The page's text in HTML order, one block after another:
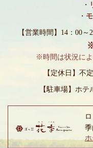
・
・
【営業時間】14：00～
※時間は状況によ
【定休日】不
【駐車場】 ホテ
季